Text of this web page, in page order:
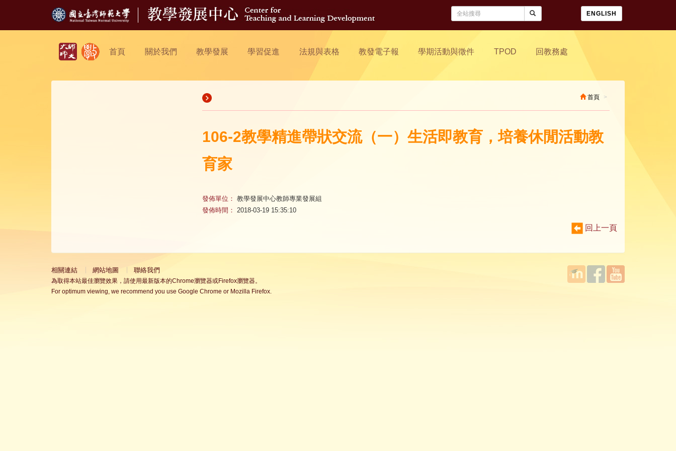
ENGLISH
首頁 關於我們 教學發展 學習促進 法規與表格 教發電子報 學期活動與徵件 TPOD 回教務處
首頁
106-2教學精進帶狀交流（一）生活即教育，培養休閒活動教
育家
發佈單位： 教學發展中心教師專業發展組
發佈時間： 2018-03-19 15:35:10
回上一頁
相關連結 網站地圖 聯絡我們
為取得本站最佳瀏覽效果，請使用最新版本的Chrome瀏覽器或Firefox瀏覽器。
For optimum viewing, we recommend you use Google Chrome or Mozilla Firefox.